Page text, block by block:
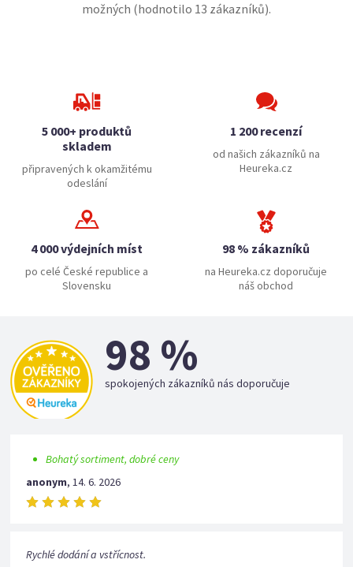
možných (hodnotilo 13 zákazníků).
5 000+ produktů
skladem
připravených k okamžitému
odeslání
1 200 recenzí
od našich zákazníků na
Heureka.cz
4 000 výdejních míst
po celé České republice a
Slovensku
98 % zákazníků
na Heureka.cz doporučuje
náš obchod
98 %
spokojených zákazníků nás doporučuje
Bohatý sortiment, dobré ceny
anonym,14. 6. 2026
Rychlé dodání a vstřícnost.